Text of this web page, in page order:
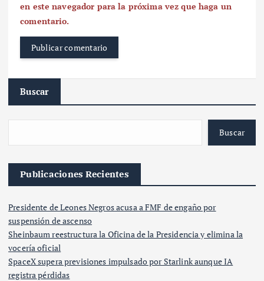
en este navegador para la próxima vez que haga un
comentario.
Buscar
Buscar
Publicaciones Recientes
Presidente de Leones Negros acusa a FMF de engaño por
suspensión de ascenso
Sheinbaum reestructura la Oficina de la Presidencia y elimina la
vocería oficial
SpaceX supera previsiones impulsado por Starlink aunque IA
registra pérdidas